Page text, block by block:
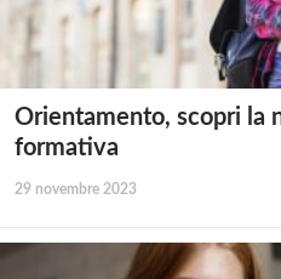
Orientamento, scopri la
formativa
29 novembre 2023